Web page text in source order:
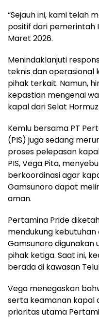
“Sejauh ini, kami telah
positif dari pemerintah
Maret 2026.
Menindaklanjuti
teknis dan operasional
pihak terkait. Namun,
kepastian mengenai
kapal dari Selat Hormuz.
Kemlu bersama PT
(PIS) juga sedang
proses pelepasan
PIS, Vega Pita,
berkoordinasi agar
Gamsunoro dapat
aman.
Pertamina Pride
mendukung
Gamsunoro digunakan
pihak ketiga. Saat ini,
berada di kawasan
Vega menegaskan
serta keamanan kapal
prioritas utama